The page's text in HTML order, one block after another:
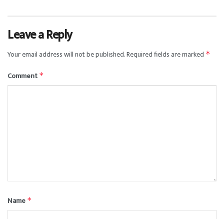
Leave a Reply
Your email address will not be published.Required fields are marked *
Comment *
Name *